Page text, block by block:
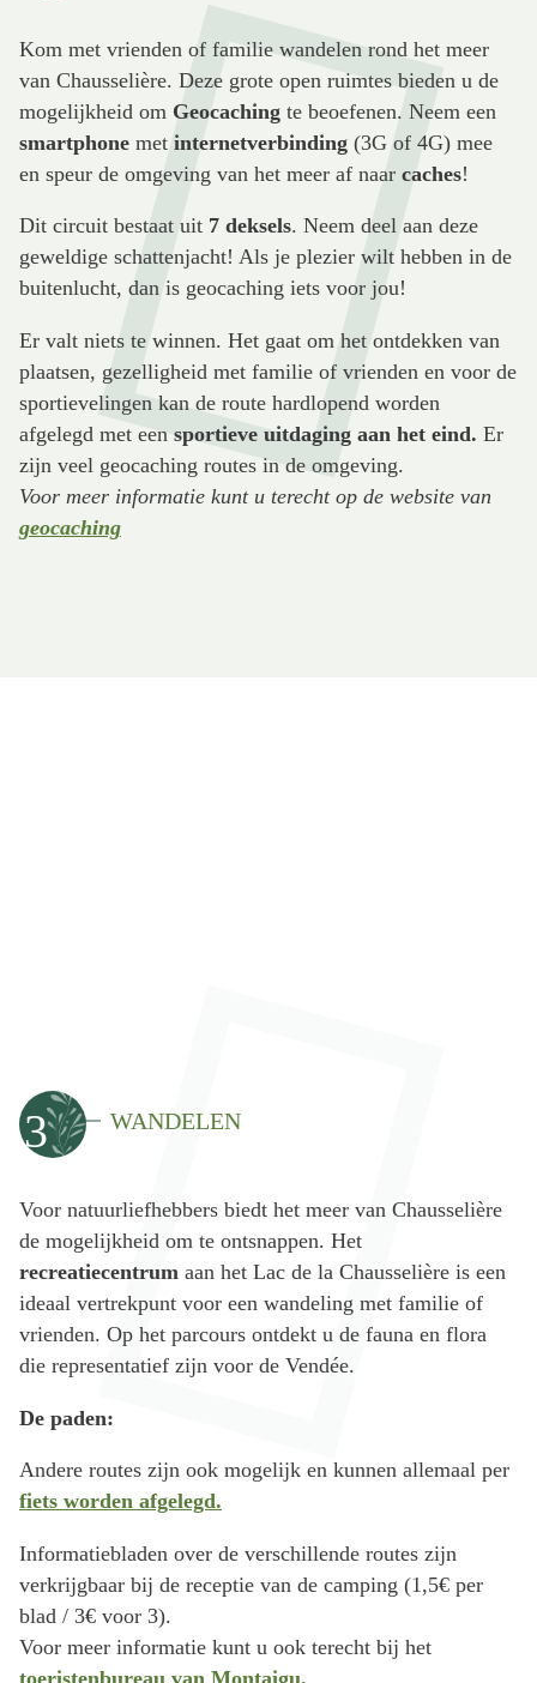
Kom met vrienden of familie wandelen rond het meer
van Chausselière. Deze grote open ruimtes bieden u de
mogelijkheid om Geocaching te beoefenen. Neem een
smartphone met internetverbinding (3G of 4G) mee
en speur de omgeving van het meer af naar caches!
Dit circuit bestaat uit 7 deksels. Neem deel aan deze
geweldige schattenjacht! Als je plezier wilt hebben in de
buitenlucht, dan is geocaching iets voor jou!
Er valt niets te winnen. Het gaat om het ontdekken van
plaatsen, gezelligheid met familie of vrienden en voor de
sportievelingen kan de route hardlopend worden
afgelegd met een sportieve uitdaging aan het eind. Er
zijn veel geocaching routes in de omgeving.
Voor meer informatie kunt u terecht op de website van
geocaching
3 WANDELEN
Voor natuurliefhebbers biedt het meer van Chausselière
de mogelijkheid om te ontsnappen. Het
recreatiecentrum aan het Lac de la Chausselière is een
ideaal vertrekpunt voor een wandeling met familie of
vrienden. Op het parcours ontdekt u de fauna en flora
die representatief zijn voor de Vendée.
De paden:
Andere routes zijn ook mogelijk en kunnen allemaal per
fiets worden afgelegd.
Informatiebladen over de verschillende routes zijn
verkrijgbaar bij de receptie van de camping (1,5€ per
blad / 3€ voor 3).
Voor meer informatie kunt u ook terecht bij het
toeristenbureau van Montaigu.